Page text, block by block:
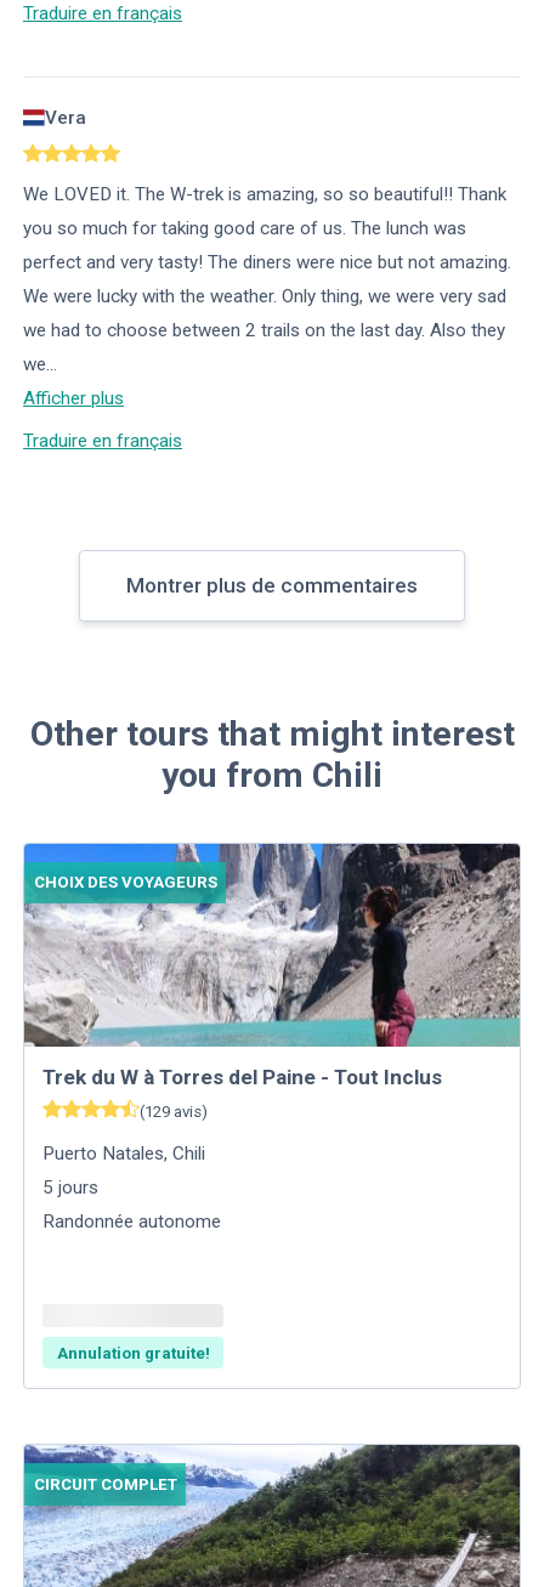
Traduire en français
Vera
We LOVED it. The W-trek is amazing, so so beautiful!! Thank
you so much for taking good care of us. The lunch was
perfect and very tasty! The diners were nice but not amazing.
We were lucky with the weather. Only thing, we were very sad
we had to choose between 2 trails on the last day. Also they
we...
Afficher plus
Traduire en français
Montrer plus de commentaires
Other tours that might interest
you from Chili
CHOIX DES VOYAGEURS
Trek du W à Torres del Paine - Tout Inclus
(129 avis)
Puerto Natales,Chili
5 jours
Randonnée autonome
Annulation gratuite!
CIRCUIT COMPLET